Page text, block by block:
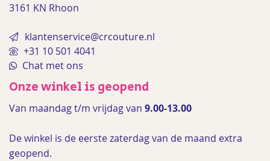
3161 KN Rhoon
klantenservice@crcouture.nl
+31 10 501 4041
Chat met ons
Onze winkel is geopend
Van maandag t/m vrijdag van 9.00-13.00
De winkel is de eerste zaterdag van de maand extra
geopend.